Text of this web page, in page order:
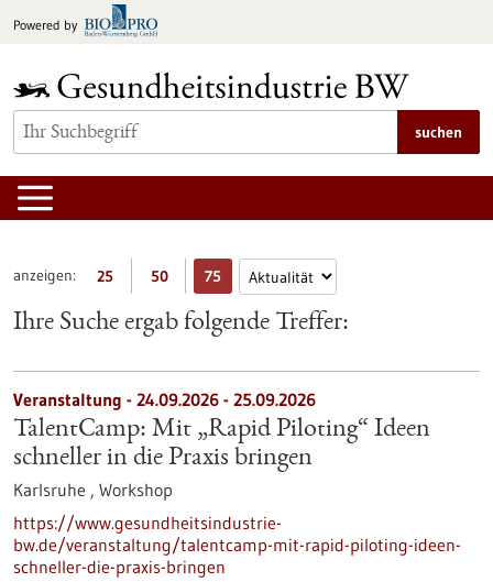
Inhalt
Powered by
suchen
anzeigen: 25 50 75
Ihre Suche ergab folgende Treffer:
Veranstaltung - 24.09.2026 - 25.09.2026
TalentCamp: Mit „Rapid Piloting“ Ideen
schneller in die Praxis bringen
Karlsruhe , Workshop
https://www.gesundheitsindustrie-
bw.de/veranstaltung/talentcamp-mit-rapid-piloting-ideen-
schneller-die-praxis-bringen